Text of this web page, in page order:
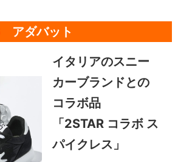
アダバット
イタリアのスニー
カーブランドとの
コラボ品
「2STAR コラボ ス
パイクレス」